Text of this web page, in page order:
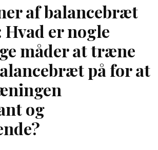
af balancebræt
er nogle
måder at træne
på for at
og